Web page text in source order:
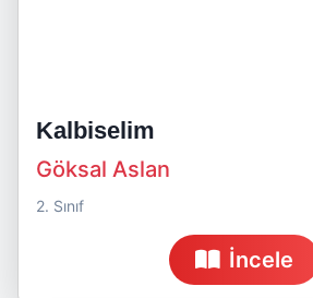
Kalbiselim
Göksal Aslan
2. Sınıf
İncele